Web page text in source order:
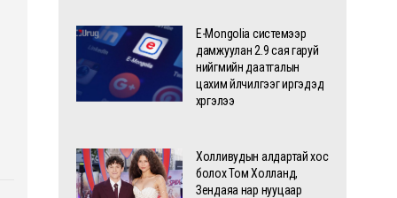
E-Mongolia системээр
дамжуулан 2.9 сая гаруй
нийгмийн даатгалын
цахим үйлчилгээг иргэдэд
хүргэлээ
Холливудын алдартай хос
болох Том Холланд,
Зендаяа нар нууцаар